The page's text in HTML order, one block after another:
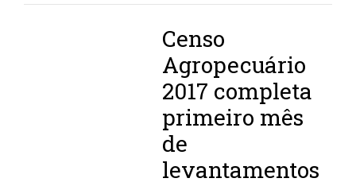
Censo
Agropecuário
2017 completa
primeiro mês
de
levantamentos